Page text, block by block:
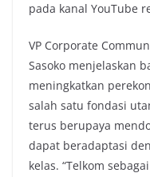
pada kanal YouTube
VP Corporate
Sasoko menjelaskan
meningkatkan
salah satu fondasi
terus berupaya
dapat beradaptasi
kelas. “Telkom